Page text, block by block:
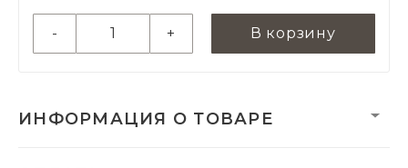
- + В корзину
ИНФОРМАЦИЯ О ТОВАРЕ